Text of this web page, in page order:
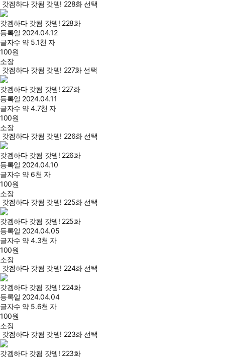
갓겜하다 갓됨 갓뎀! 228화 선택
갓겜하다 갓됨 갓뎀! 228화
등록일 2024.04.12
글자수 약 5.1천 자
100원
소장
갓겜하다 갓됨 갓뎀! 227화 선택
갓겜하다 갓됨 갓뎀! 227화
등록일 2024.04.11
글자수 약 4.7천 자
100원
소장
갓겜하다 갓됨 갓뎀! 226화 선택
갓겜하다 갓됨 갓뎀! 226화
등록일 2024.04.10
글자수 약 6천 자
100원
소장
갓겜하다 갓됨 갓뎀! 225화 선택
갓겜하다 갓됨 갓뎀! 225화
등록일 2024.04.05
글자수 약 4.3천 자
100원
소장
갓겜하다 갓됨 갓뎀! 224화 선택
갓겜하다 갓됨 갓뎀! 224화
등록일 2024.04.04
글자수 약 5.6천 자
100원
소장
갓겜하다 갓됨 갓뎀! 223화 선택
갓겜하다 갓됨 갓뎀! 223화